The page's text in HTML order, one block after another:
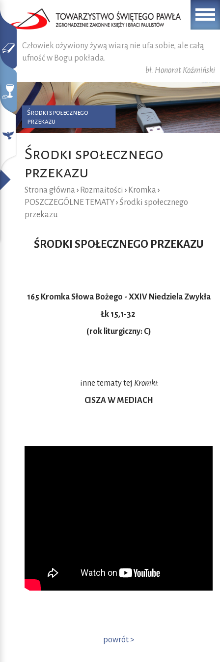
Człowiek ożywiony żywą wiarą nie ufa sobie, ale całą
ufność w Bogu pokłada.
bł. Honorat Koźmiński
Środki społecznego
przekazu
Środki społecznego
przekazu
Strona główna › Rozmaitości › Kromka ›
POSZCZEGÓLNE TEMATY› Środki społecznego
przekazu
ŚRODKI SPOŁECZNEGO PRZEKAZU
165 Kromka Słowa Bożego - XXIV Niedziela Zwykła
Łk 15,1-32
(rok liturgiczny: C)
inne tematy tej Kromki:
CISZA W MEDIACH
powrót >